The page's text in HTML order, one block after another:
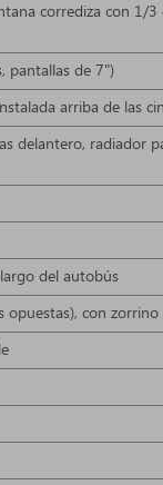
corrediza con 1/
pantallas de 7")
arriba de las
delantero, radiador
del autobús
opuestas), con zorrino